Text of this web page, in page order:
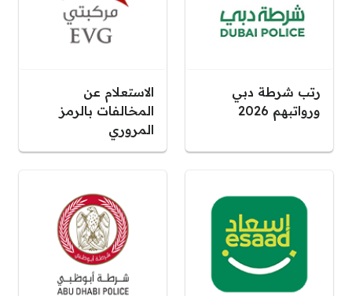
رتب شرطة دبي
ورواتبهم 2026
الاستعلام عن
المخالفات بالرمز
المروري